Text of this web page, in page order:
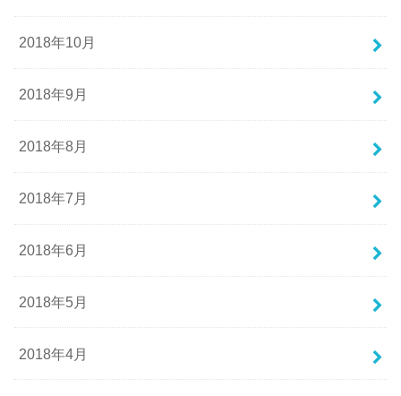
2018年10月
2018年9月
2018年8月
2018年7月
2018年6月
2018年5月
2018年4月